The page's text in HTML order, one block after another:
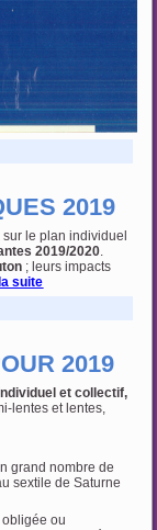
2019
sur le plan individuel
2019/2020.
; leurs impacts
suite
2019
et collectif,
lentes et lentes,
grand nombre de
sextile de Saturne
obligée ou